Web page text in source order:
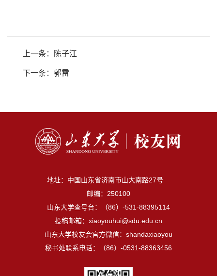
上一条： 陈子江
下一条：郭雷
地址：中国山东省济南市山大南路27号
邮编：250100
山东大学查号台：（86）-531-88395114
投稿邮箱：xiaoyouhui@sdu.edu.cn
山东大学校友会官方微信：shandaxiaoyou
秘书处联系电话：（86）-0531-88363456